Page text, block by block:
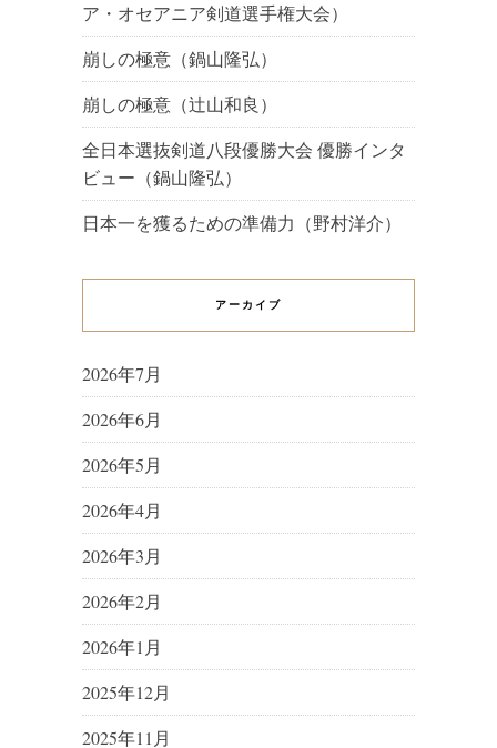
ア・オセアニア剣道選手権大会）
崩しの極意（鍋山隆弘）
崩しの極意（辻山和良）
全日本選抜剣道八段優勝大会 優勝インタ
ビュー（鍋山隆弘）
日本一を獲るための準備力（野村洋介）
アーカイブ
2026年7月
2026年6月
2026年5月
2026年4月
2026年3月
2026年2月
2026年1月
2025年12月
2025年11月